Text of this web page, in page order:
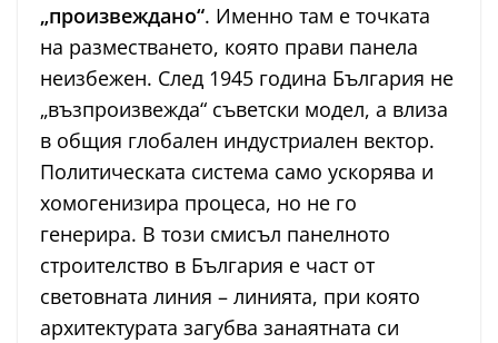
„произвеждано“. Именно там е точката
на разместването, която прави панела
неизбежен. След 1945 година България не
„възпроизвежда“ съветски модел, а влиза
в общия глобален индустриален вектор.
Политическата система само ускорява и
хомогенизира процеса, но не го
генерира. В този смисъл панелното
строителство в България е част от
световната линия – линията, при която
архитектурата загубва занаятната си